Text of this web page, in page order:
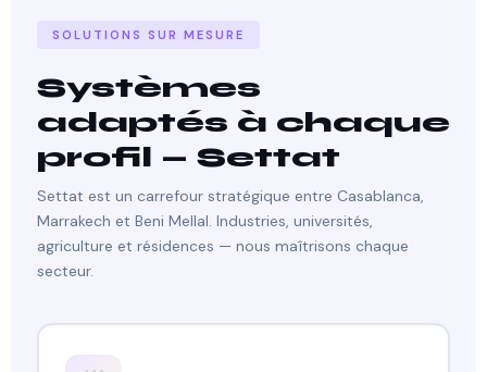
SOLUTIONS SUR MESURE
Systèmes
adaptés à chaque
profil — Settat
Settat est un carrefour stratégique entre Casablanca,
Marrakech et Beni Mellal. Industries, universités,
agriculture et résidences — nous maîtrisons chaque
secteur.